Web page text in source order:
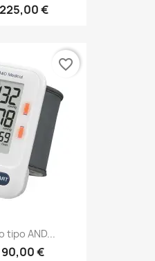
225,00 €
tipo AND...
90,00 €
favorite_border